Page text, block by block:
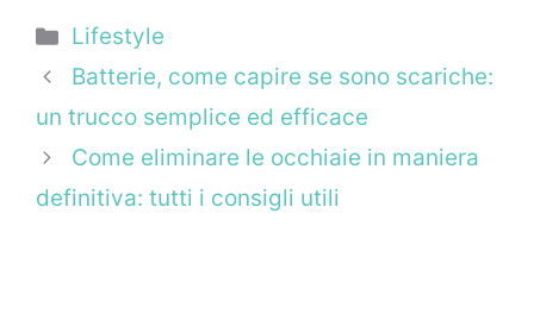
Categorie
Lifestyle
Batterie, come capire se sono scariche:
un trucco semplice ed efficace
Come eliminare le occhiaie in maniera
definitiva: tutti i consigli utili